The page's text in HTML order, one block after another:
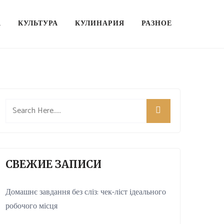
КУЛЬТУРА КУЛИНАРИЯ РАЗНОЕ
СВЕЖИЕ ЗАПИСИ
Домашнє завдання без сліз: чек-ліст ідеального
робочого місця